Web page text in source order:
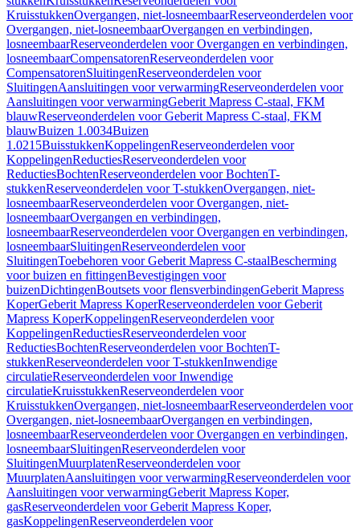
KruisstukkenOvergangen, niet-losneembaarReserveonderdelen voor
Overgangen, niet-losneembaarOvergangen en verbindingen,
losneembaarReserveonderdelen voor Overgangen en verbindingen,
losneembaarCompensatorenReserveonderdelen voor
CompensatorenSluitingenReserveonderdelen voor
SluitingenAansluitingen voor verwarmingReserveonderdelen voor
Aansluitingen voor verwarmingGeberit Mapress C-staal, FKM
blauwReserveonderdelen voor Geberit Mapress C-staal, FKM
blauwBuizen 1.0034Buizen
1.0215BuisstukkenKoppelingenReserveonderdelen voor
KoppelingenReductiesReserveonderdelen voor
ReductiesBochtenReserveonderdelen voor BochtenT-
stukkenReserveonderdelen voor T-stukkenOvergangen, niet-
losneembaarReserveonderdelen voor Overgangen, niet-
losneembaarOvergangen en verbindingen,
losneembaarReserveonderdelen voor Overgangen en verbindingen,
losneembaarSluitingenReserveonderdelen voor
SluitingenToebehoren voor Geberit Mapress C-staalBescherming
voor buizen en fittingenBevestigingen voor
buizenDichtingenBoutsets voor flensverbindingenGeberit Mapress
KoperGeberit Mapress KoperReserveonderdelen voor Geberit
Mapress KoperKoppelingenReserveonderdelen voor
KoppelingenReductiesReserveonderdelen voor
ReductiesBochtenReserveonderdelen voor BochtenT-
stukkenReserveonderdelen voor T-stukkenInwendige
circulatieReserveonderdelen voor Inwendige
circulatieKruisstukkenReserveonderdelen voor
KruisstukkenOvergangen, niet-losneembaarReserveonderdelen voor
Overgangen, niet-losneembaarOvergangen en verbindingen,
losneembaarReserveonderdelen voor Overgangen en verbindingen,
losneembaarSluitingenReserveonderdelen voor
SluitingenMuurplatenReserveonderdelen voor
MuurplatenAansluitingen voor verwarmingReserveonderdelen voor
Aansluitingen voor verwarmingGeberit Mapress Koper,
gasReserveonderdelen voor Geberit Mapress Koper,
gasKoppelingenReserveonderdelen voor